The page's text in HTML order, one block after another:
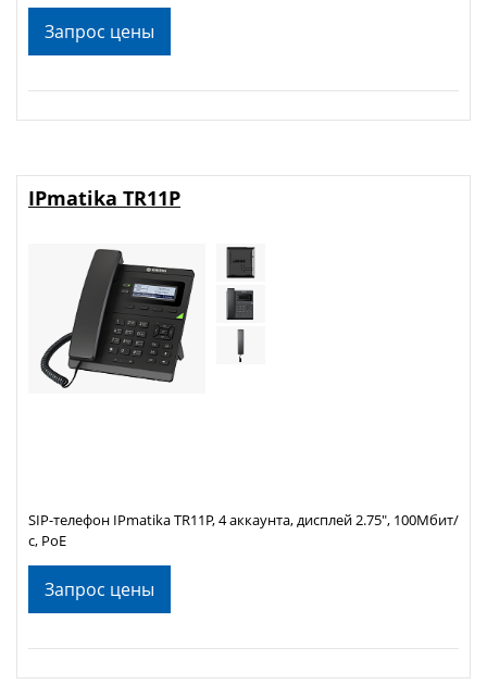
Запрос цены
Запрос цены
IPmatika TR11P
SIP-телефон IPmatika TR11P, 4 аккаунта, дисплей 2.75", 100Мбит/
с, PoE